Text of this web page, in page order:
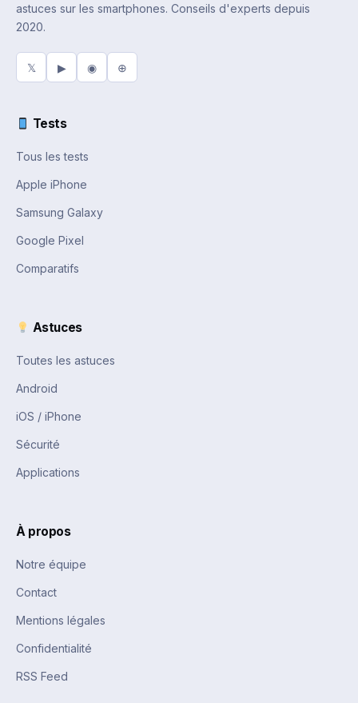
astuces sur les smartphones. Conseils d'experts depuis
2020.
𝕏 ▶ ◉ ⊕
Tests
Tous les tests
Apple iPhone
Samsung Galaxy
Google Pixel
Comparatifs
Astuces
Toutes les astuces
Android
iOS / iPhone
Sécurité
Applications
À propos
Notre équipe
Contact
Mentions légales
Confidentialité
RSS Feed